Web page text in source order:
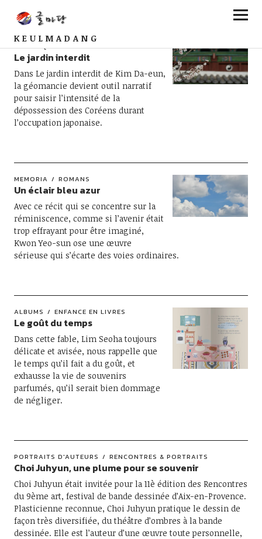
KEULMADANG
CHRONIQUES MEMORIA ROMANS
Le jardin interdit
Dans Le jardin interdit de Kim Da-eun,
la géomancie devient outil narratif
pour saisir l’intensité de la
dépossession des Coréens durant
l’occupation japonaise.
MEMORIA ROMANS
Un éclair bleu azur
Avec ce récit qui se concentre sur la
réminiscence, comme si l’avenir était
trop effrayant pour être imaginé,
Kwon Yeo-sun ose une œuvre
sérieuse qui s’écarte des voies ordinaires.
ALBUMS ENFANCE EN LIVRES
Le goût du temps
Dans cette fable, Lim Seoha toujours
délicate et avisée, nous rappelle que
le temps qu’il fait a du goût, et
exhausse la vie de souvenirs
parfumés, qu’il serait bien dommage
de négliger.
PORTRAITS D'AUTEURS RENCONTRES & PORTRAITS
Choi Juhyun, une plume pour se souvenir
Choi Juhyun était invitée pour la 11è édition des Rencontres
du 9ème art, festival de bande dessinée d’Aix-en-Provence.
Plasticienne reconnue, Choi Juhyun pratique le dessin de
façon très diversifiée, du théâtre d’ombres à la bande
dessinée. Elle est l’auteur d’une œuvre toute personnelle,